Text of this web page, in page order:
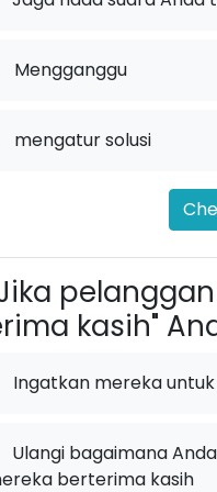
Mengganggu
mengatur solusi
kasih"
Ingatkan mereka
Ulangi bagaimana
berterima kasih